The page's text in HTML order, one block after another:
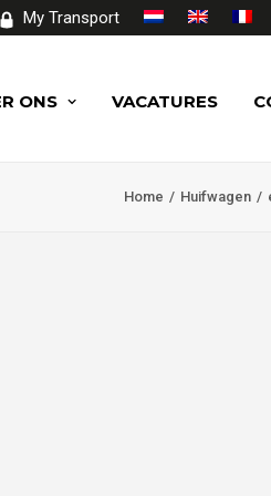
My Transport
ONS VACATURES
Home Huifwagen